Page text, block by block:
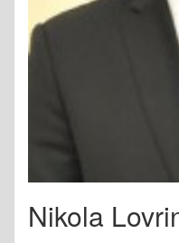
Nikola